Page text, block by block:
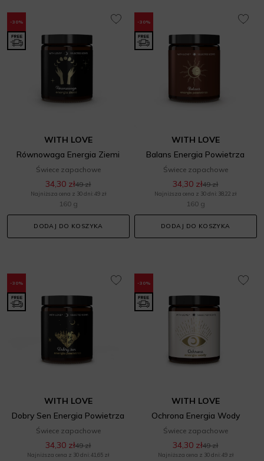
-30%
WITH LOVE
Równowaga Energia Ziemi
Świece zapachowe
34,30 zł49 zł
Najniższa cena z 30 dni: 49 zł
160 g
DODAJ DO KOSZYKA
-30%
WITH LOVE
Balans Energia Powietrza
Świece zapachowe
34,30 zł49 zł
Najniższa cena z 30 dni: 38,22 zł
160 g
DODAJ DO KOSZYKA
-30%
WITH LOVE
Dobry Sen Energia Powietrza
Świece zapachowe
34,30 zł49 zł
Najniższa cena z 30 dni: 41,65 zł
-30%
WITH LOVE
Ochrona Energia Wody
Świece zapachowe
34,30 zł49 zł
Najniższa cena z 30 dni: 49 zł